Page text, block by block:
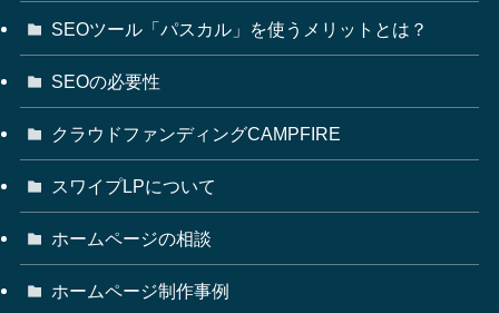
SEOツール「パスカル」を使うメリットとは？
SEOの必要性
クラウドファンディングCAMPFIRE
スワイプLPについて
ホームページの相談
ホームページ制作事例